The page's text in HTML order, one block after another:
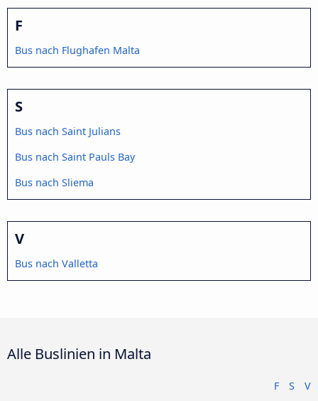
F
Bus nach Flughafen Malta
S
Bus nach Saint Julians
Bus nach Saint Pauls Bay
Bus nach Sliema
V
Bus nach Valletta
Alle Buslinien in Malta
F S V